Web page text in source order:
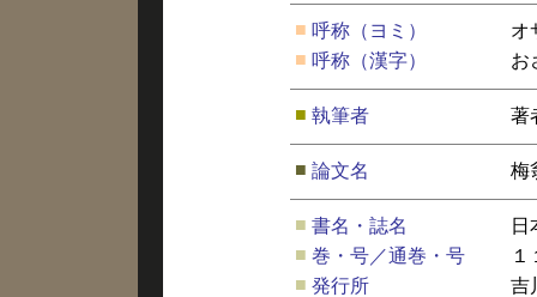
■ 呼称（ヨミ）
オ
■ 呼称（漢字） お
■ 執筆者 著
■ 論文名 梅
■ 書名・誌名
日
■ 巻・号／通巻・号
１
■ 発行所
吉